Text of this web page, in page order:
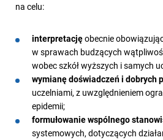
na celu:
interpretacjęobecnie
w sprawach budzących
wobec szkół wyższych i samych
wymianę doświadczeń i dobrych
uczelniami, z uwzględnieniem
epidemii;
formułowanie wspólnego
systemowych, dotyczących